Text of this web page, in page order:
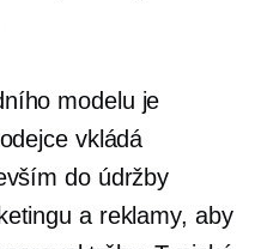
modelu je
vkládá
do údržby
a reklamy, aby